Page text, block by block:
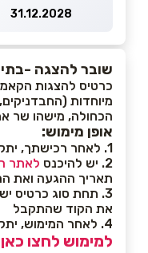
31.12.2028
שובר להצגה -
כרטיס להצגות
מיוחדות (החבדניקים,
הכחולה, מישהו שר
אופן מימוש:
1. לאחר רכישתך, יתקבל קוד למייל ולטלפון הנייד שלך
2. יש להיכנס
לאתר
תאריך ההגעה ואת
3. תחת סוג כרטיס
את הקוד שהתקבל
4. לאחר המימוש, יתקבל כרטיס דיגיטלי להצגה
למימוש לחצו